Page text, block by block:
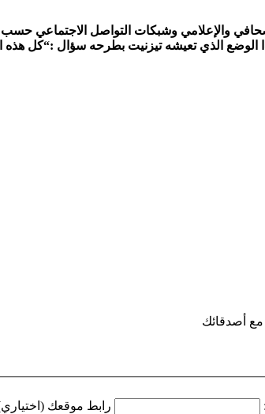
والإعلامي وشبكات التواصل الاجتماعي حسب
الوضع الذي تعيشه تيزنيت بطرحه سؤال :
أصدقائك
رابط موقعك